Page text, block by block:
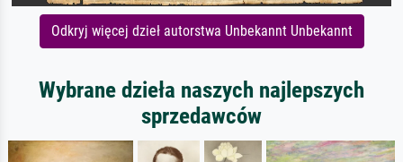
Odkryj więcej dzieł autorstwa Unbekannt Unbekannt
Wybrane dzieła naszych najlepszych
sprzedawców